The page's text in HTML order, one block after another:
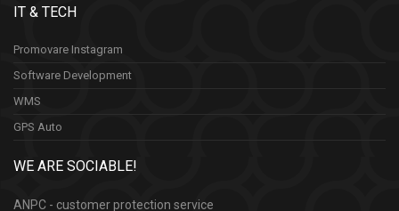
IT & TECH
Promovare Instagram
Software Development
WMS
GPS Auto
WE ARE SOCIABLE!
ANPC - customer protection service